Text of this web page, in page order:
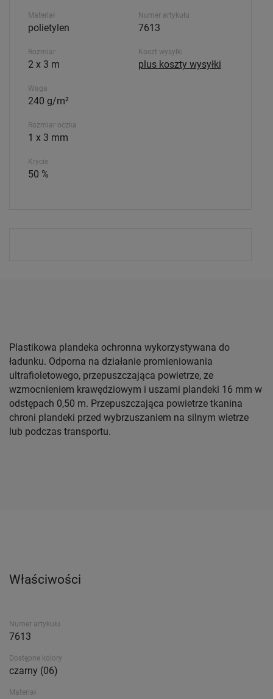
Materiał
polietylen
Rozmiar
2 x 3 m
Waga
240 g/m²
Rozmiar oczka
1 x 3 mm
Krycie
50 %
Numer artykułu
7613
Koszt wysyłki
plus koszty wysyłki
Plastikowa plandeka ochronna wykorzystywana do
ładunku. Odporna na działanie promieniowania
ultrafioletowego, przepuszczająca powietrze, ze
wzmocnieniem krawędziowym i uszami plandeki 16 mm w
odstępach 0,50 m. Przepuszczająca powietrze tkanina
chroni plandeki przed wybrzuszaniem na silnym wietrze
lub podczas transportu.
Właściwości
Numer artykułu
7613
Dostępne kolory
czarny (06)
Materiał